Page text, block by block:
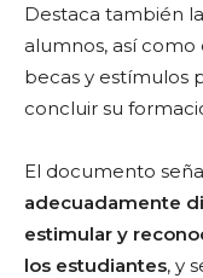
Destaca también
alumnos, así
becas y estímulos
concluir su
El documento
adecuadamente
estimular y
los estudiantes, y